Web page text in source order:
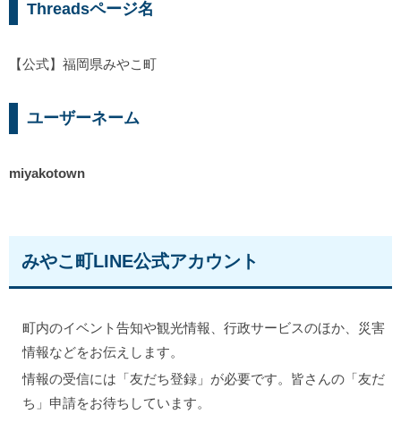
Threadsページ名
【公式】福岡県みやこ町
ユーザーネーム
miyakotown
みやこ町LINE公式アカウント
町内のイベント告知や観光情報、行政サービスのほか、災害
情報などをお伝えします。
情報の受信には「友だち登録」が必要です。皆さんの「友だ
ち」申請をお待ちしています。